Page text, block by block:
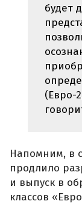
будет
(Евро-
Напомним, в
продлило
и выпуск в
классов